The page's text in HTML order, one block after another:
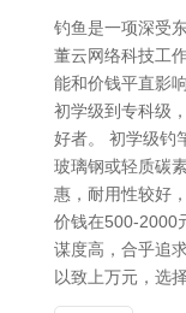
钓鱼是一项深受
董云网络科技工
能和价钱平直影
初学级到专科级
好者。 初学级钓
玻璃钢或轻质碳
惠，耐用性较好
价钱在500-2000
谋度高，合乎追
以致上万元，选